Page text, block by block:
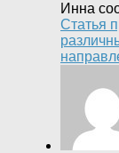
Инна
Статья